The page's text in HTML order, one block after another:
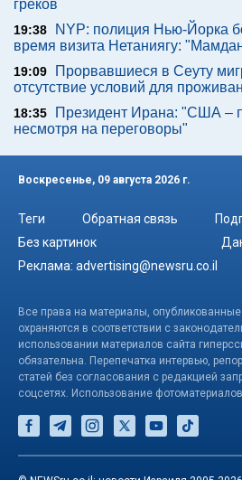
греков
19:38
NYP: полиция Нью-Йорка
время визита Нетаниягу:
19:09
Прорвавшиеся в Сеуту
отсутствие условий для
18:35
Президент Ирана: "США –
несмотря на переговоры"
Воскресенье, 09 августа 2026 г.
Теги Обратная связь
Без картинок
Реклама: advertising@newsru.co.il
Все права на материалы, опубликованные
охраняются в соответствии с
использовании материалов сайта
обязательна. Перепечатка интервью,
статей без согласования с редакцией
соцсетях. Использование